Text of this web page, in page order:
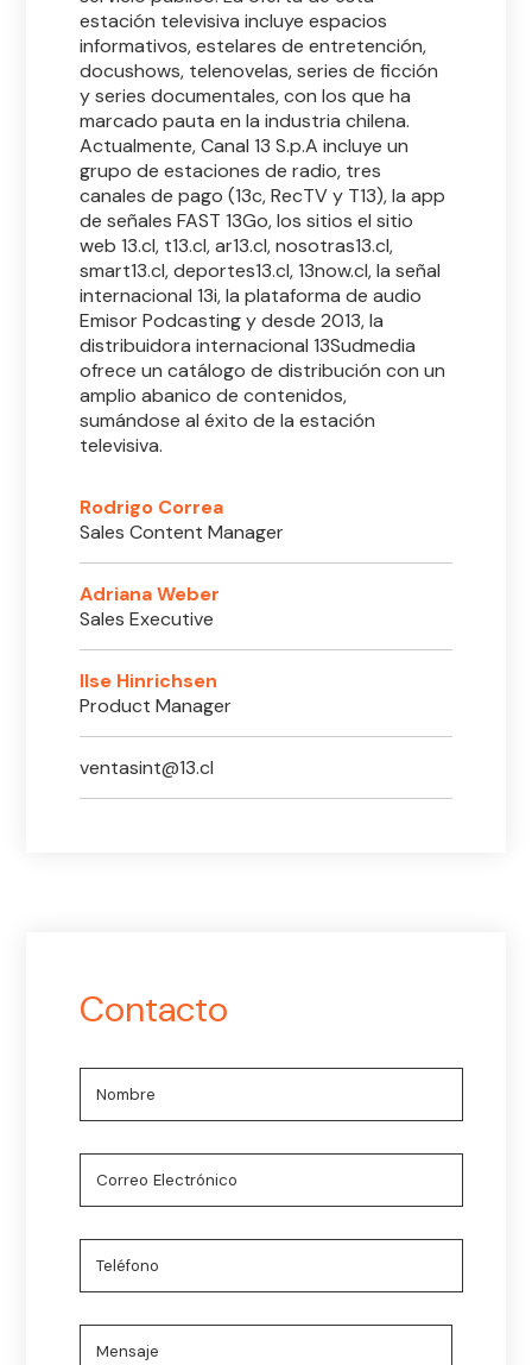
estación televisiva incluye espacios
informativos, estelares de entretención,
docushows, telenovelas, series de ficción
y series documentales, con los que ha
marcado pauta en la industria chilena.
Actualmente, Canal 13 S.p.A incluye un
grupo de estaciones de radio, tres
canales de pago (13c, RecTV y T13), la app
de señales FAST 13Go, los sitios el sitio
web 13.cl, t13.cl, ar13.cl, nosotras13.cl,
smart13.cl, deportes13.cl, 13now.cl, la señal
internacional 13i, la plataforma de audio
Emisor Podcasting y desde 2013, la
distribuidora internacional 13Sudmedia
ofrece un catálogo de distribución con un
amplio abanico de contenidos,
sumándose al éxito de la estación
televisiva.
Rodrigo Correa
Sales Content Manager
Adriana Weber
Sales Executive
Ilse Hinrichsen
Product Manager
ventasint@13.cl
Contacto